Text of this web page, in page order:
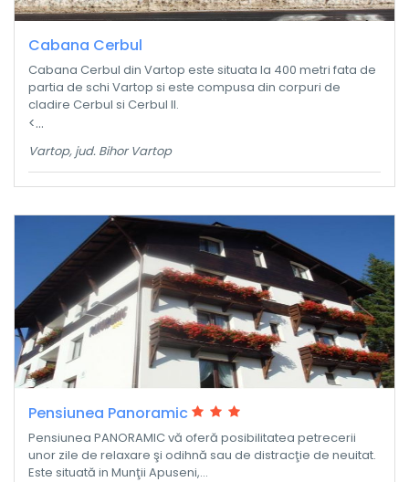
Cabana Cerbul
Vartop, jud. Bihor Vartop
Cabana Cerbul din Vartop este situata la 400 metri fata de
partia de schi Vartop si este compusa din corpuri de
cladire Cerbul si Cerbul II.
<...
Pensiunea Panoramic
Pensiunea PANORAMIC vă oferă posibilitatea petrecerii
unor zile de relaxare şi odihnă sau de distracţie de neuitat.
Este situată in Munţii Apuseni,...